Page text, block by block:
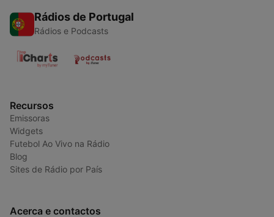
Rádios de Portugal
Rádios e Podcasts
Recursos
Emissoras
Widgets
Futebol Ao Vivo na Rádio
Blog
Sites de Rádio por País
Acerca e contactos